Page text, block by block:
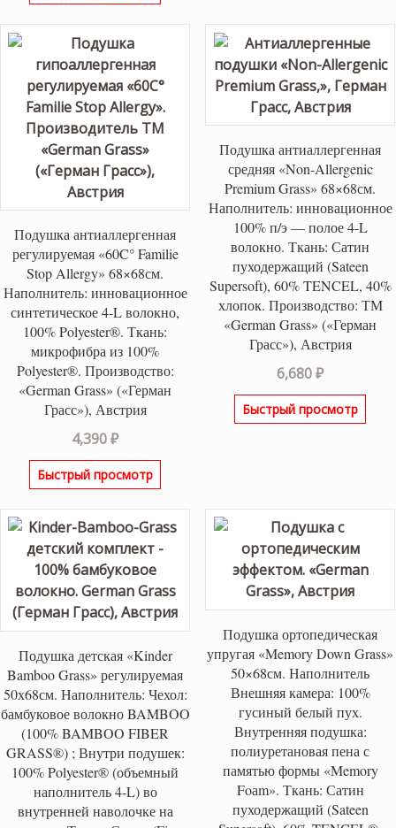
Подушка антиаллергенная
регулируемая «60C° Familie
Stop Allergy» 68×68см.
Наполнитель: инновационное
синтетическое 4-L волокно,
100% Polyester®. Ткань:
микрофибра из 100%
Polyester®. Производство:
«German Grass» («Герман
Грасс»), Австрия
4,390₽
Быстрый просмотр
Подушка антиаллергенная
средняя «Non-Allergenic
Premium Grass» 68×68см.
Наполнитель: инновационное
100% п/э — полое 4-L
волокно. Ткань: Сатин
пуходержащий (Sateen
Supersoft), 60% TENCEL, 40%
хлопок. Производство: ТМ
«German Grass» («Герман
Грасс»), Австрия
6,680₽
Быстрый просмотр
Подушка детская «Kinder
Bamboo Grass» регулируемая
50х68см. Наполнитель: Чехол:
бамбуковое волокно BAMBOO
(100% BAMBOO FIBER
GRASS®) ; Внутри подушек:
100% Polyester® (объемный
наполнитель 4-L) во
внутренней наволочке на
Подушка ортопедическая
упругая «Memory Down Grass»
50×68см. Наполнитель
Внешняя камера: 100%
гусиный белый пух.
Внутренняя подушка:
полиуретановая пена с
памятью формы «Memory
Foаm». Ткань: Сатин
пуходержащий (Sateen